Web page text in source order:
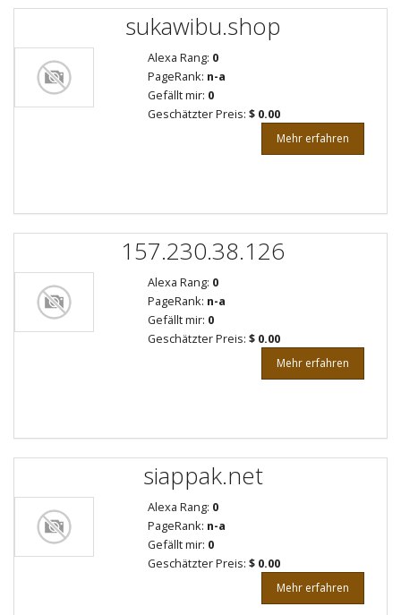
sukawibu.shop
Alexa Rang: 0
PageRank: n-a
Gefällt mir: 0
Geschätzter Preis: $ 0.00
Mehr erfahren
157.230.38.126
Alexa Rang: 0
PageRank: n-a
Gefällt mir: 0
Geschätzter Preis: $ 0.00
Mehr erfahren
siappak.net
Alexa Rang: 0
PageRank: n-a
Gefällt mir: 0
Geschätzter Preis: $ 0.00
Mehr erfahren